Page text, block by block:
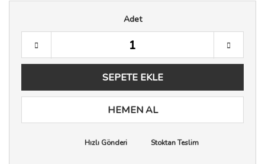
Adet
SEPETE EKLE
HEMEN AL
Hızlı Gönderi Stoktan Teslim